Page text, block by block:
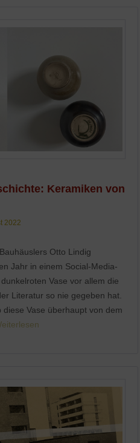
Keramiken von
2022
Otto Lindig
Jahr in einem Social-Media-
Vase vor allem die
Literatur so nie gegeben hat.
Vase überhaupt von dem